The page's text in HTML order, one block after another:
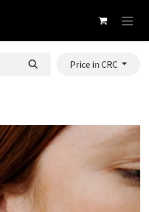
Price in CRC